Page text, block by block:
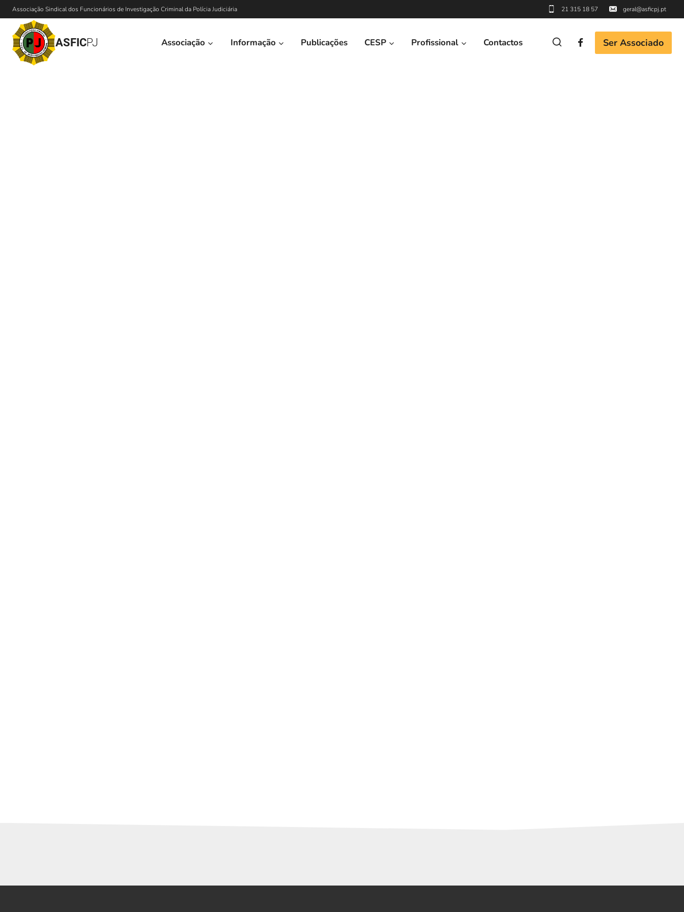
Associação Sindical dos Funcionários de Investigação Criminal da Polícia Judiciária 21 315 18 57 geral@asficpj.pt
ASFICPJ Associação Informação Publicações CESP Profissional Contactos Ser Associado